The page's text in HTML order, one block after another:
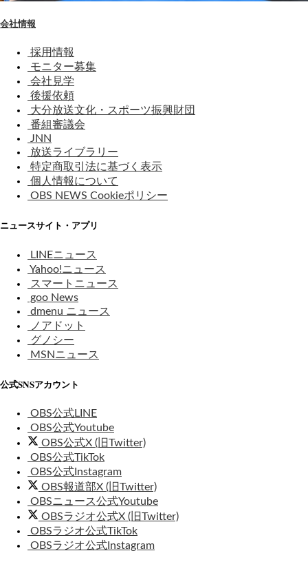
会社情報
採用情報
モニター募集
会社見学
後援依頼
大分放送文化・スポーツ振興財団
番組審議会
JNN
放送ライブラリー
特定商取引法に基づく表示
個人情報について
OBS NEWS Cookieポリシー
ニュースサイト・アプリ
LINEニュース
Yahoo!ニュース
スマートニュース
goo News
dmenu ニュース
ノアドット
グノシー
MSNニュース
公式SNSアカウント
OBS公式LINE
OBS公式Youtube
OBS公式X (旧Twitter)
OBS公式TikTok
OBS公式Instagram
OBS報道部X (旧Twitter)
OBSニュース公式Youtube
OBSラジオ公式X (旧Twitter)
OBSラジオ公式TikTok
OBSラジオ公式Instagram